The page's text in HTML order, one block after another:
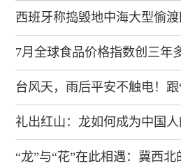
西班牙称捣毁地中海大型偷
7月全球食品价格指数创三年
台风天，雨后平安不触电！
礼出红山：龙如何成为中国人
“龙”与“花”在此相遇：冀西北